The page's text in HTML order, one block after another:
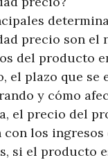
precio son el
del producto
el plazo que se
y cómo
el precio del
los ingresos
si el producto